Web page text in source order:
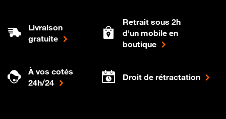
Livraison
gratuite
Retrait sous 2h
d'un mobile en
boutique
À vos cotés
24h/24
Droit de rétractation